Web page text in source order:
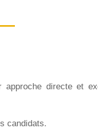
approche directe et
candidats.